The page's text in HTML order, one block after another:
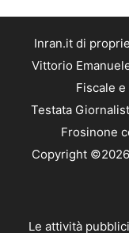
Inran.it di
Vittorio
Fiscale
Testata
Frosinone
Copyright
Le attività